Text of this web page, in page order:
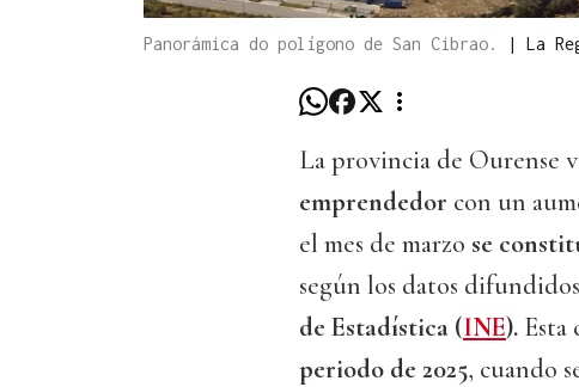
Panorámica do polígono de San Cibrao. | La
La provincia de Ourense
emprendedor con un
el mes de marzo se
según los datos
de Estadística (INE). Esta
periodo de 2025, cuando